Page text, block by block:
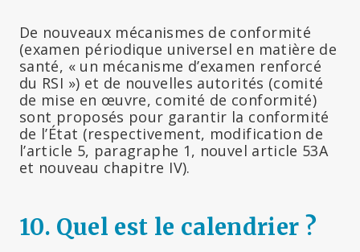
De nouveaux mécanismes de conformité
(examen périodique universel en matière de
santé, « un mécanisme d’examen renforcé
du RSI ») et de nouvelles autorités (comité
de mise en œuvre, comité de conformité)
sont proposés pour garantir la conformité
de l’État (respectivement, modification de
l’article 5, paragraphe 1, nouvel article 53A
et nouveau chapitre IV).
10. Quel est le calendrier ?